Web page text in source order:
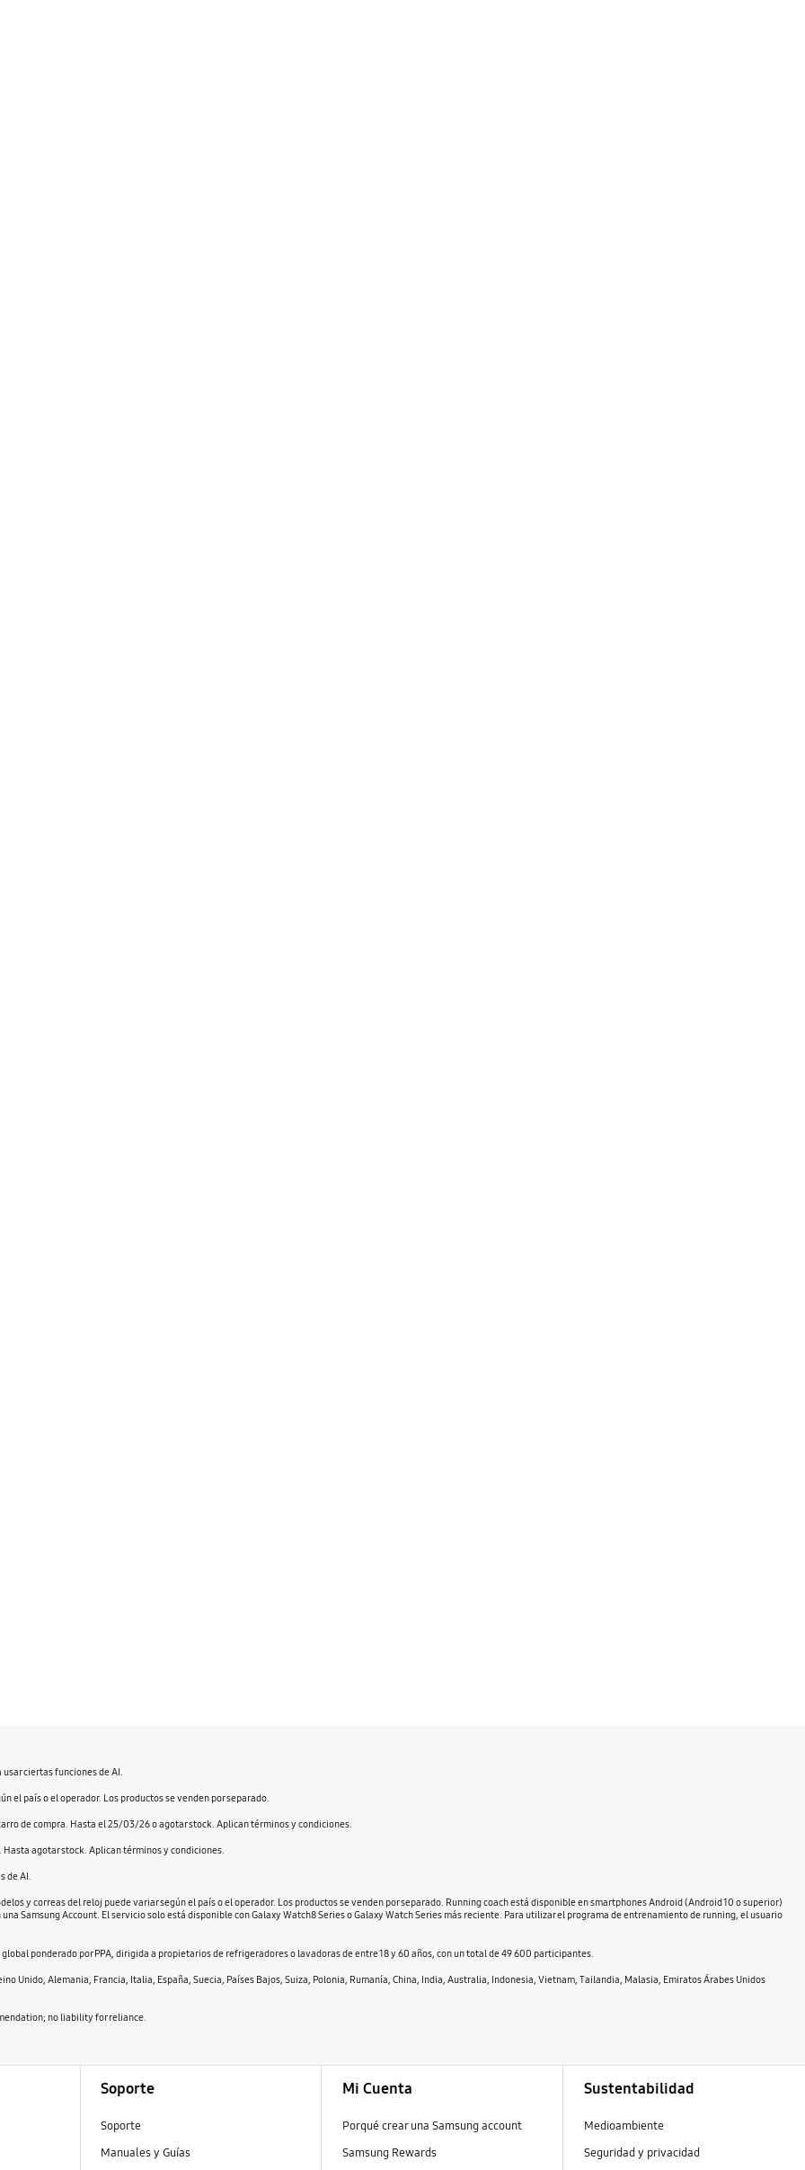
ciertas funciones de AI.
el país o el operador. Los productos se venden por separado.
de compra. Hasta el 25/03/26 o agotar stock. Aplican términos y condiciones.
Hasta agotar stock. Aplican términos y condiciones.
de AI.
y correas del reloj puede variar según el país o el operador. Los productos se venden por separado. Running coach está disponible en smartphones Android (Android 10 o superior)
Samsung Account. El servicio solo está disponible con Galaxy Watch8 Series o Galaxy Watch Series más reciente. Para utilizar el programa de entrenamiento de running, el usuario
ponderado por PPA, dirigida a propietarios de refrigeradores o lavadoras de entre 18 y 60 años, con un total de 49 600 participantes.
Unido, Alemania, Francia, Italia, España, Suecia, Países Bajos, Suiza, Polonia, Rumanía, China, India, Australia, Indonesia, Vietnam, Tailandia, Malasia, Emiratos Árabes Unidos
no liability for reliance.
Soporte
Soporte
Manuales y Guías
Mi Cuenta
Porqué crear una Samsung account
Samsung Rewards
Sustentabilidad
Medioambiente
Seguridad y privacidad